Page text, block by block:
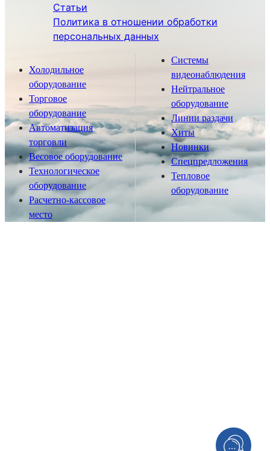
Статьи
Политика в отношении обработки
персональных данных
Холодильное
оборудование
Торговое
оборудование
Автоматизация
торговли
Весовое оборудование
Технологическое
оборудование
Расчетно-кассовое
место
Системы
видеонаблюдения
Нейтральное
оборудование
Линии раздачи
Хиты
Новинки
Спецпредложения
Тепловое
оборудование